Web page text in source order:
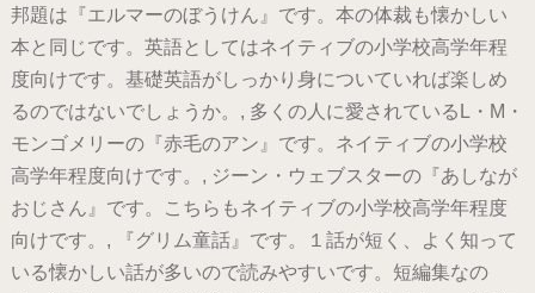
邦題は『エルマーのぼうけん』です。本の体裁も懐かしい
本と同じです。英語としてはネイティブの小学校高学年程
度向けです。基礎英語がしっかり身についていれば楽しめ
るのではないでしょうか。, 多くの人に愛されているL・M・
モンゴメリーの『赤毛のアン』です。ネイティブの小学校
高学年程度向けです。, ジーン・ウェブスターの『あしなが
おじさん』です。こちらもネイティブの小学校高学年程度
向けです。, 『グリム童話』です。１話が短く、よく知って
いる懐かしい話が多いので読みやすいです。短編集なの